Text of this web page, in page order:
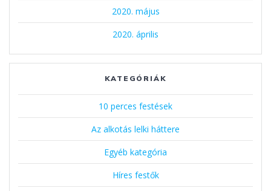
2020. május
2020. április
KATEGÓRIÁK
10 perces festések
Az alkotás lelki háttere
Egyéb kategória
Híres festők